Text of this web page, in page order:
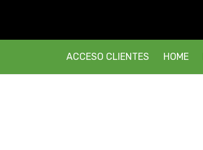
ACCESO CLIENTES HOME